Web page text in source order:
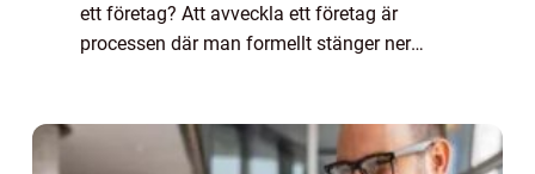
ett företag? Att avveckla ett företag är
processen där man formellt stänger ner